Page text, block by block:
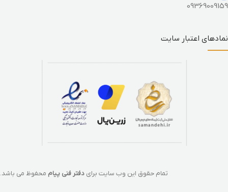
09369009159
نمادهای اعتبار سایت
تمام حقوق این وب سایت برای دفتر فنی پیام محفوظ می باشد.